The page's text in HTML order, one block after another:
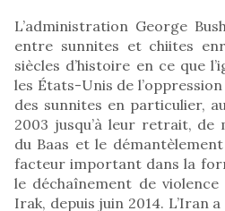
L’administration George
entre sunnites et chiites
siècles d’histoire en ce que
les États-Unis de
des sunnites en particulier,
2003 jusqu’à leur retrait, de
du Baas et le
facteur important dans la
le déchaînement de
Irak, depuis juin 2014. L’Iran